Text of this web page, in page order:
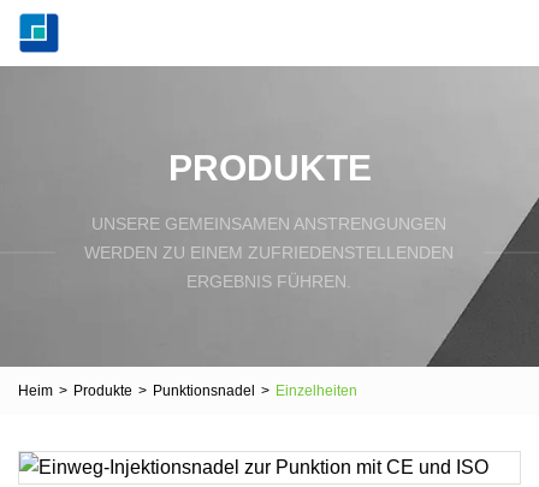
PRODUKTE
UNSERE GEMEINSAMEN ANSTRENGUNGEN
WERDEN ZU EINEM ZUFRIEDENSTELLENDEN
ERGEBNIS FÜHREN.
Heim > Produkte > Punktionsnadel > Einzelheiten